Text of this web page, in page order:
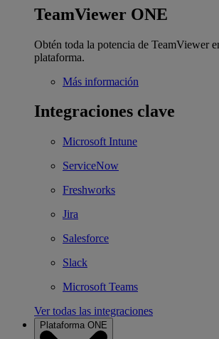
TeamViewer ONE
Obtén toda la potencia de TeamViewer
plataforma.
Más información
Integraciones clave
Microsoft Intune
ServiceNow
Freshworks
Jira
Salesforce
Slack
Microsoft Teams
Ver todas las integraciones
Plataforma ONE